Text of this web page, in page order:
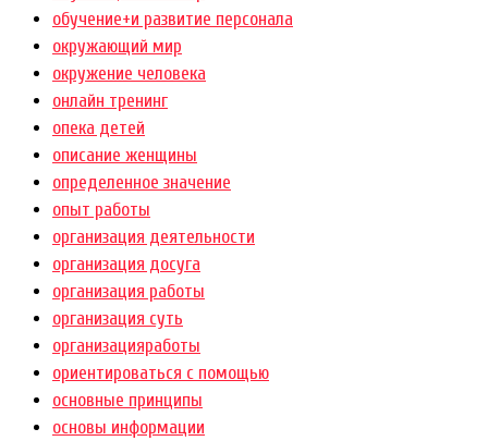
обучение+и развитие персонала
окружающий мир
окружение человека
онлайн тренинг
опека детей
описание женщины
определенное значение
опыт работы
организация деятельности
организация досуга
организация работы
организация суть
организацияработы
ориентироваться с помощью
основные принципы
основы информации